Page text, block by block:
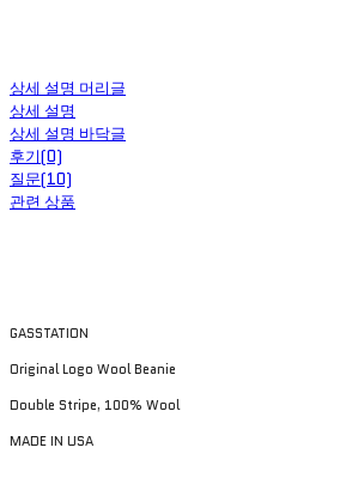
상세 설명 머리글
상세 설명
상세 설명 바닥글
후기(0)
질문(10)
관련 상품
GASSTATION
Original Logo Wool Beanie
Double Stripe, 100% Wool
MADE IN USA